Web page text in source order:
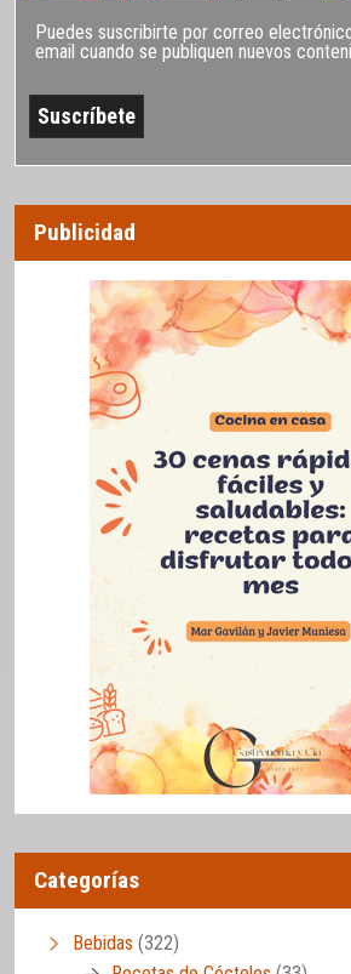
Puedes suscribirte por correo
email cuando se publiquen nuevos
Publicidad
Categorías
Bebidas (322)